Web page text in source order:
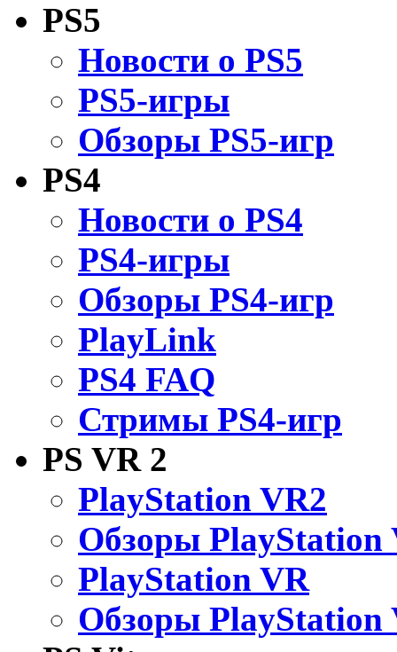
PS5
Новости о PS5
PS5-игры
Обзоры PS5-игр
PS4
Новости о PS4
PS4-игры
Обзоры PS4-игр
PlayLink
PS4 FAQ
Стримы PS4-игр
PS VR 2
PlayStation VR2
Обзоры PlayStation
PlayStation VR
Обзоры PlayStation